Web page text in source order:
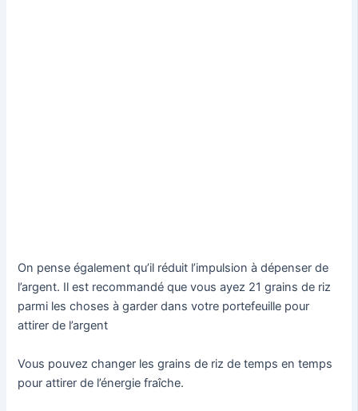
On pense également qu’il réduit l’impulsion à dépenser de
l’argent. Il est recommandé que vous ayez 21 grains de riz
parmi les choses à garder dans votre portefeuille pour
attirer de l’argent
Vous pouvez changer les grains de riz de temps en temps
pour attirer de l’énergie fraîche.